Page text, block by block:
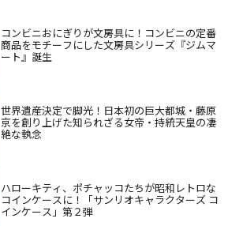
コンビニおにぎりが文房具に！コンビニの定番
商品をモチーフにした文房具シリーズ『ジムマ
ート』誕生
世界遺産決定で脚光！日本初の巨大都城・藤原
京を創り上げた知られざる女帝・持統天皇の凄
絶な執念
ハローキティ、ポチャッコたちが昭和レトロな
コインケースに！「サンリオキャラクターズ コ
インケース」第２弾